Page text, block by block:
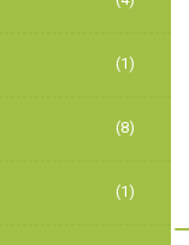
(1)
(8)
(1)